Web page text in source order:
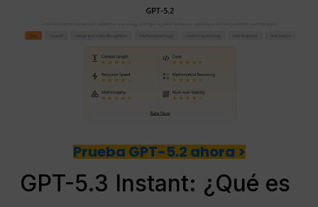
Prueba GPT-5.2 ahora >
GPT-5.3 Instant: ¿Qué es